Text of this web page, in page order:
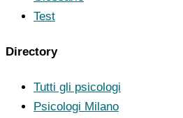
Test
Directory
Tutti gli psicologi
Psicologi Milano